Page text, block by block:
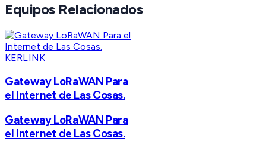
Equipos Relacionados
KERLINK
Gateway LoRaWAN Para
el Internet de Las Cosas.
Gateway LoRaWAN Para
el Internet de Las Cosas.